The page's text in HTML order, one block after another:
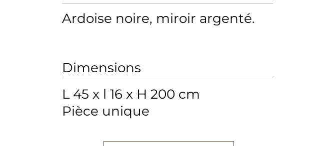
Ardoise noire, miroir argenté.
Dimensions
L 45 x l 16 x H 200 cm
Pièce unique